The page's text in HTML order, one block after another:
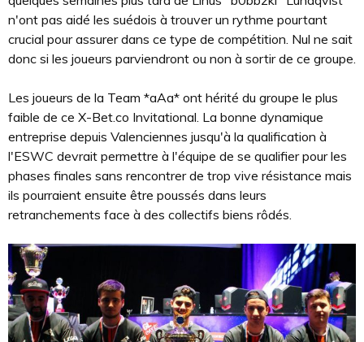
n'ont pas aidé les suédois à trouver un rythme pourtant
crucial pour assurer dans ce type de compétition. Nul ne sait
donc si les joueurs parviendront ou non à sortir de ce groupe.
Les joueurs de la Team *aAa* ont hérité du groupe le plus
faible de ce X-Bet.co Invitational. La bonne dynamique
entreprise depuis Valenciennes jusqu'à la qualification à
l'ESWC devrait permettre à l'équipe de se qualifier pour les
phases finales sans rencontrer de trop vive résistance mais
ils pourraient ensuite être poussés dans leurs
retranchements face à des collectifs biens rôdés.